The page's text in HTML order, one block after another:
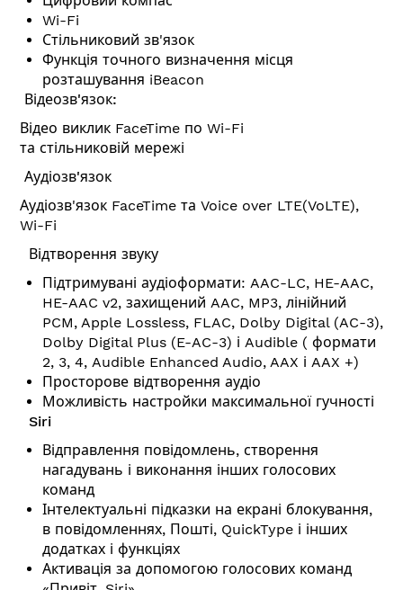
Wi-Fi
Стільниковий зв'язок
Функція точного визначення місця
розташування iBeacon
Відеозв'язок:
Відео виклик FaceTime по Wi-Fi
та стільниковій мережі
Аудіозв'язок
Аудіозв'язок FaceTime та Voice over LTE(VoLTE),
Wi-Fi
Відтворення звуку
Підтримувані аудіоформати: AAC-LC, HE-AAC,
HE-AAC v2, захищений AAC, MP3, лінійний
PCM, Apple Lossless, FLAC, Dolby Digital (AC-3),
Dolby Digital Plus (E-AC-3) і Audible ( формати
2, 3, 4, Audible Enhanced Audio, AAX і AAX +)
Просторове відтворення аудіо
Можливість настройки максимальної гучності
Siri
Відправлення повідомлень, створення
нагадувань і виконання інших голосових
команд
Інтелектуальні підказки на екрані блокування,
в повідомленнях, Пошті, QuickType і інших
додатках і функціях
Активація за допомогою голосових команд